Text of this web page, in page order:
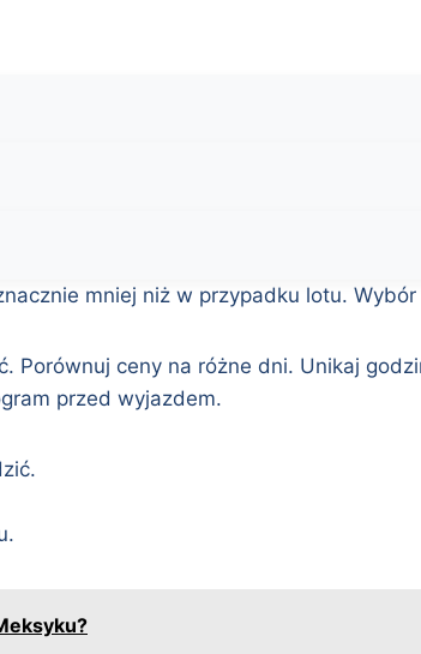
mniej niż w przypadku lotu.
Porównuj ceny na różne dni. Unikaj
przed wyjazdem.